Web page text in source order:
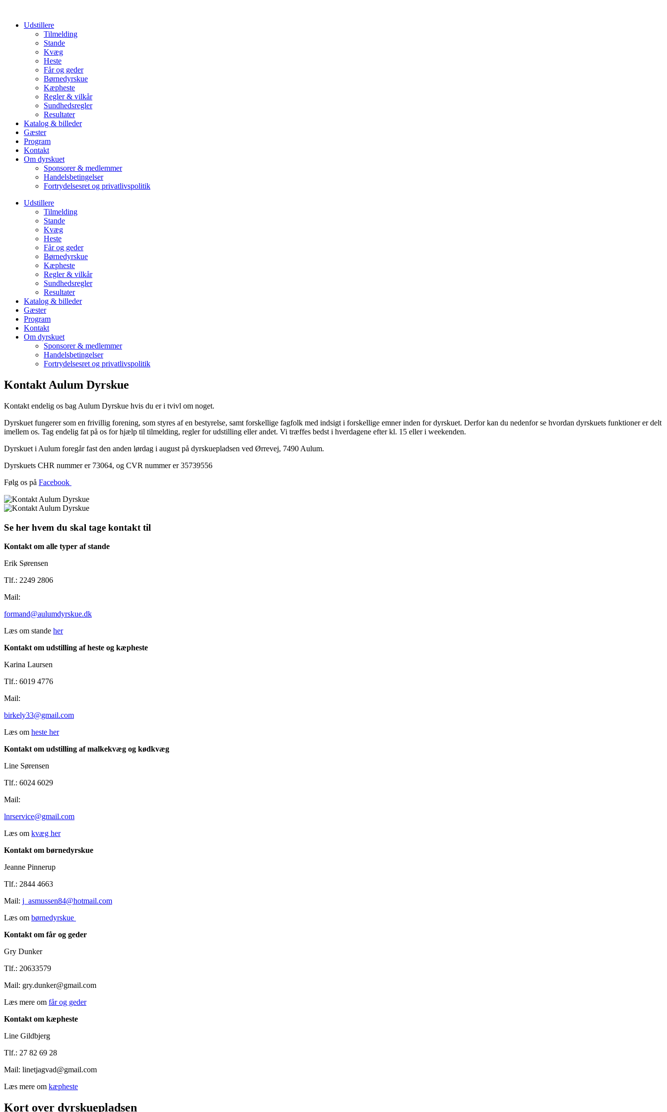
Udstillere
Tilmelding
Stande
Kvæg
Heste
Får og geder
Børnedyrskue
Kæpheste
Regler & vilkår
Sundhedsregler
Resultater
Katalog & billeder
Gæster
Program
Kontakt
Om dyrskuet
Sponsorer & medlemmer
Handelsbetingelser
Fortrydelsesret og privatlivspolitik
Udstillere
Tilmelding
Stande
Kvæg
Heste
Får og geder
Børnedyrskue
Kæpheste
Regler & vilkår
Sundhedsregler
Resultater
Katalog & billeder
Gæster
Program
Kontakt
Om dyrskuet
Sponsorer & medlemmer
Handelsbetingelser
Fortrydelsesret og privatlivspolitik
Kontakt Aulum Dyrskue
Kontakt endelig os bag Aulum Dyrskue hvis du er i tvivl om noget.
Dyrskuet fungerer som en frivillig forening, som styres af en bestyrelse, samt forskellige fagfolk med indsigt i forskellige emner inden for dyrskuet. Derfor kan du nedenfor se hvordan dyrskuets funktioner er delt
imellem os. Tag endelig fat på os for hjælp til tilmelding, regler for udstilling eller andet. Vi træffes bedst i hverdagene efter kl. 15 eller i weekenden.
Dyrskuet i Aulum foregår fast den anden lørdag i august på dyrskuepladsen ved Ørrevej, 7490 Aulum.
Dyrskuets CHR nummer er 73064, og CVR nummer er 35739556
Følg os på Facebook
Se her hvem du skal tage kontakt til
Kontakt om alle typer af stande
Erik Sørensen
Tlf.: 2249 2806
Mail:
formand@aulumdyrskue.dk
Læs om stande her
Kontakt om udstilling af heste og kæpheste
Karina Laursen
Tlf.: 6019 4776
Mail:
birkely33@gmail.com
Læs om heste her
Kontakt om udstilling af malkekvæg og kødkvæg
Line Sørensen
Tlf.: 6024 6029
Mail:
lnrservice@gmail.com
Læs om kvæg her
Kontakt om børnedyrskue
Jeanne Pinnerup
Tlf.: 2844 4663
Mail: j_asmussen84@hotmail.com
Læs om børnedyrskue
Kontakt om får og geder
Gry Dunker
Tlf.: 20633579
Mail: gry.dunker@gmail.com
Læs mere om får og geder
Kontakt om kæpheste
Line Gildbjerg
Tlf.: 27 82 69 28
Mail: linetjagvad@gmail.com
Læs mere om kæpheste
Kort over dyrskuepladsen